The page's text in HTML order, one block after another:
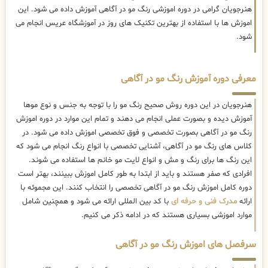
هنرجویان گرامی در دوره اموزشی رنگ مو در آگاهی آموزش داده می شود. این
اموزش ها با استفاده از بهترین تکنیک های روز در آموزشگاه عریس انجام می
شود.
معرفی دوره آموزش رنگ مو در آگاهی
هنرجویان در این دوره روش صحیح رنگ مو را با توجه به جنس و نوع موها
آموزش دیده و بصورت عملی انجام می دهند و تمام این موارد در دوره اموزش
رنگ مو در آگاهی بصورت تخصصی و فوق تخصصی اموزش داده می شود. در
کلاس های رنگ مو در آگاهی، آشنایی تخصصی با انواع رنگ انجام می شود که
این رنگ ها برای رنگ و مش و انواع لایت مو خانم ها استفاده می شوند.
افرادی که صفر هستند و باید از ابتدا به طور کامل اموزش ببینند، بهتر است
دوره کامل اموزش رنگ مو در آگاهی تخصصی را انتخاب کنند. این مجموئه با
ارائه مدرک فنی و حرفه ای با کد بین المللی ارائه می شود و همچنین شامل
موارد اموزشی بسیاری هستند که در ادامه ذکر می کنیم.
سرفصل های اموزش رنگ مو در آگاهی